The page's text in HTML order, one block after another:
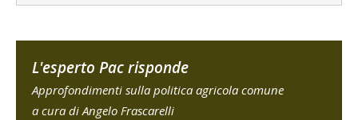
L'esperto Pac risponde
Approfondimenti sulla politica agricola comune
a cura di Angelo Frascarelli